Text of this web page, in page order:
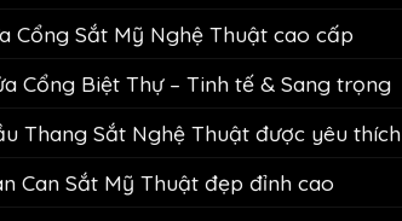
Cổng Sắt Mỹ Nghệ Thuật cao cấp
Cổng Biệt Thự – Tinh tế & Sang trọng
Thang Sắt Nghệ Thuật được yêu thích
Can Sắt Mỹ Thuật đẹp đỉnh cao